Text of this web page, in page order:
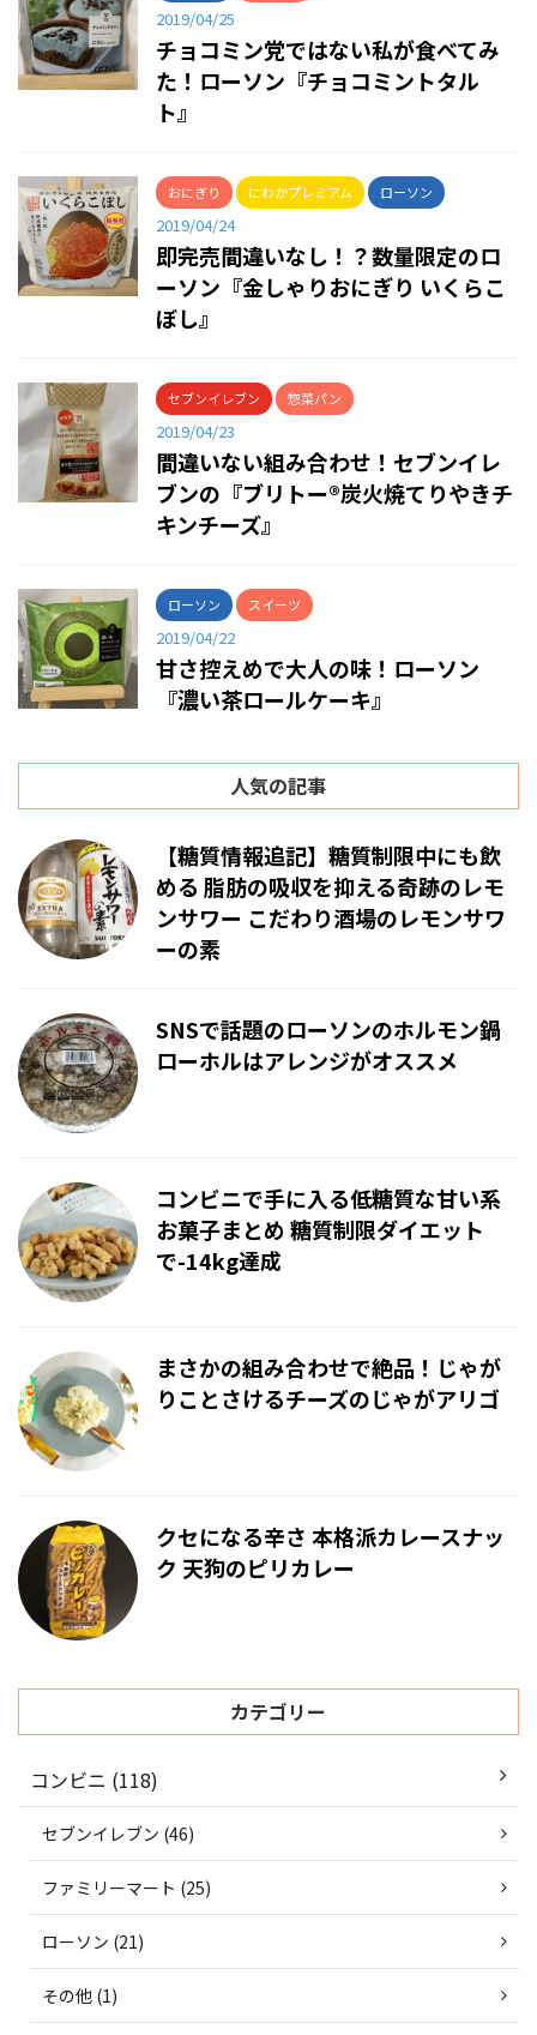
2019/04/25
チョコミン党ではない私が食べてみ
た！ローソン『チョコミントタル
ト』
おにぎり にわかプレミアム ローソン
2019/04/24
即完売間違いなし！？数量限定のロ
ーソン『金しゃりおにぎり いくらこ
ぼし』
セブンイレブン 惣菜パン
2019/04/23
間違いない組み合わせ！セブンイレ
ブンの『ブリトー®炭火焼てりやきチ
キンチーズ』
ローソン スイーツ
2019/04/22
甘さ控えめで大人の味！ローソン
『濃い茶ロールケーキ』
人気の記事
【糖質情報追記】糖質制限中にも飲
める 脂肪の吸収を抑える奇跡のレモ
ンサワー こだわり酒場のレモンサワ
ーの素
SNSで話題のローソンのホルモン鍋
ローホルはアレンジがオススメ
コンビニで手に入る低糖質な甘い系
お菓子まとめ 糖質制限ダイエット
で-14kg達成
まさかの組み合わせで絶品！じゃが
りことさけるチーズのじゃがアリゴ
クセになる辛さ 本格派カレースナッ
ク 天狗のピリカレー
カテゴリー
コンビニ (118)
セブンイレブン (46)
ファミリーマート (25)
ローソン (21)
その他 (1)